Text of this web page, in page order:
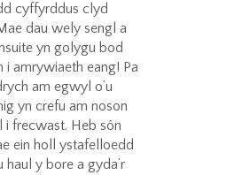
cyffyrddus clyd
dau wely sengl a
yn golygu bod
i amrywiaeth eang! Pa
am egwyl o’u
yn crefu am noson
frecwast. Heb sôn
ein holl ystafelloedd
y bore a gyda’r